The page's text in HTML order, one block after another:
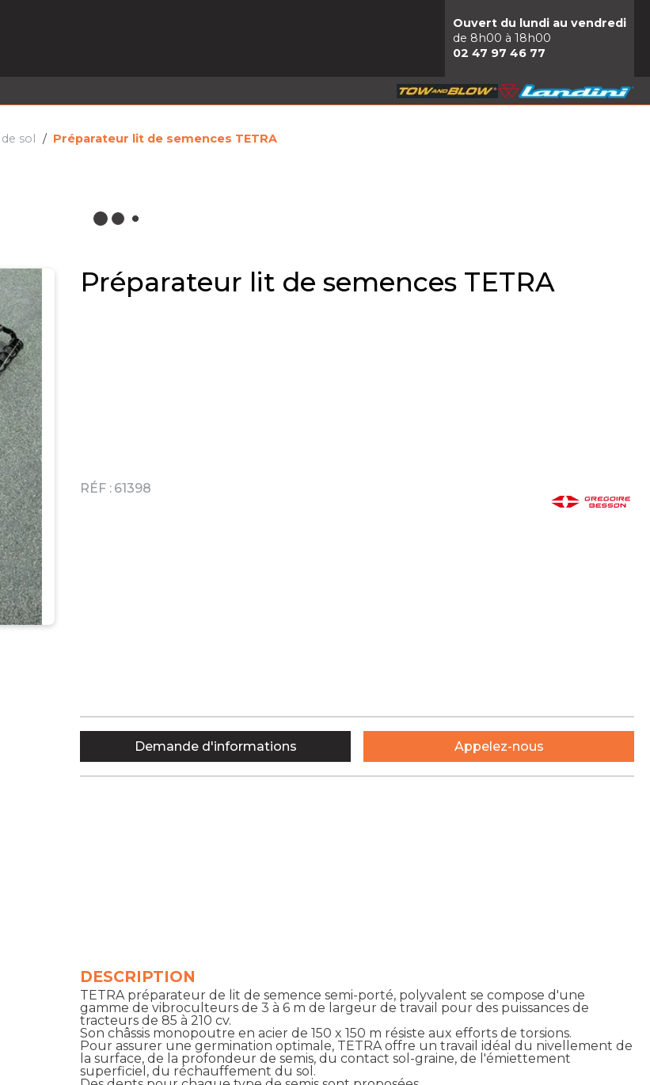
Ouvert du lundi au vendredi
de 8h00 à 18h00
02 47 97 46 77
sol Préparateur lit de semences TETRA
Préparateur lit de semences TETRA
RÉF : 61398
DESCRIPTION
TETRA préparateur de lit de semence semi-porté, polyvalent se compose d'une
gamme de vibroculteurs de 3 à 6 m de largeur de travail pour des puissances de
tracteurs de 85 à 210 cv.
Son châssis monopoutre en acier de 150 x 150 m résiste aux efforts de torsions.
Pour assurer une germination optimale, TETRA offre un travail idéal du nivellement de
la surface, de la profondeur de semis, du contact sol-graine, de l'émiettement
superficiel, du réchauffement du sol.
Demande d'informations Appelez-nous